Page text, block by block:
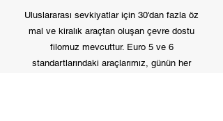
Uluslararası sevkiyatlar için 30'dan fazla öz
mal ve kiralık araçtan oluşan çevre dostu
filomuz mevcuttur. Euro 5 ve 6
standartlarındaki araçlarımız, günün her